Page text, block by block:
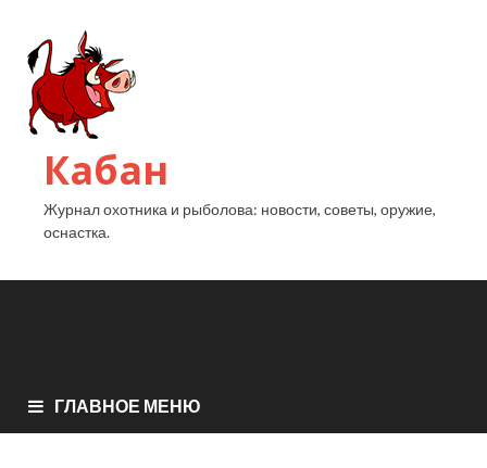
Кабан
Журнал охотника и рыболова: новости, советы, оружие,
оснастка.
ГЛАВНОЕ МЕНЮ